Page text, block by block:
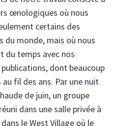
œnologiques où nous
certains des
du monde, mais où nous
du temps avec nos
dont beaucoup
fil des ans. Par une nuit
de juin, un groupe
dans une salle privée à
le West Village où le